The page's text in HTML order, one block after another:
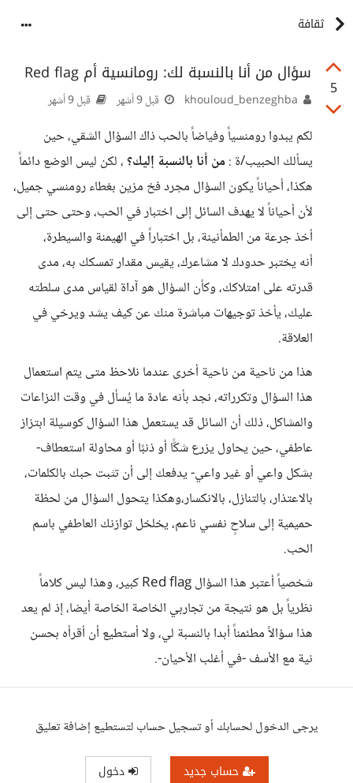
ثقافة
5
سؤال من أنا بالنسبة لك: رومانسية أم Red flag
قبل 9 أشهر قبل 9 أشهر
لكم يبدوا رومنسياً وفياضاً بالحب ذاك السؤال الشقي، حين
يسألك الحبيب/ة :من أنا بالنسبة إليك؟، لكن ليس الوضع دائماً
هكذا، أحياناً يكون السؤال مجرد فخ مزين بغطاء رومنسي جميل،
لأن أحياناً لا يهدف السائل إلى اختبار في الحب، وحتى حتى إلى
أخذ جرعة من الطمأنينة، بل اختباراً في الهيمنة والسيطرة،
أنه يختبر حدودك لا مشاعرك، يقيس مقدار تمسكك به، مدى
قدرته على امتلاكك، وكأن السؤال هو آداة لقياس مدى سلطته
عليك، يأخذ توجيهات مباشرة منك عن كيف يشد ويرخي في
العلاقة.
هذا من ناحية من ناحية أخرى عندما نلاحظ متى يتم استعمال
هذا السؤال وتكرراته، نجد بأنه عادة ما يُسأل في وقت النزاعات
والمشاكل، ذلك أن السائل قد يستعمل هذا السؤال كوسيلة ابتزاز
عاطفي، حين يحاول يزرع شكًّا أو ذنبًا أو محاولة استعطاف-
بشكل واعي أو غير واعي- يدفعك إلى أن تثبت حبك بالكلمات،
بالاعتذار، بالتنازل، بالانكسار،وهكذا يتحول السؤال من لحظة
حميمية إلى سلاحٍ نفسي ناعم، يخلخل توازنك العاطفي باسم
الحب.
شخصياً أعتبر هذا السؤال Red flag كبير، وهذا ليس كلاماً
نظرياً بل هو نتيجة من تجاربي الخاصة الخاصة أيضا، إذ لم يعد
هذا سؤالاً مطئمناً أبدا بالنسبة لي، ولا أستطيع أن أقرأه بحسن
نية مع الأسف -في أغلب الأحيان-.
يرجى الدخول لحسابك أو تسجيل حساب لتستطيع إضافة تعليق
حساب جديد دخول